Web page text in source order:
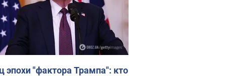
эпохи "фактора Трампа": кто